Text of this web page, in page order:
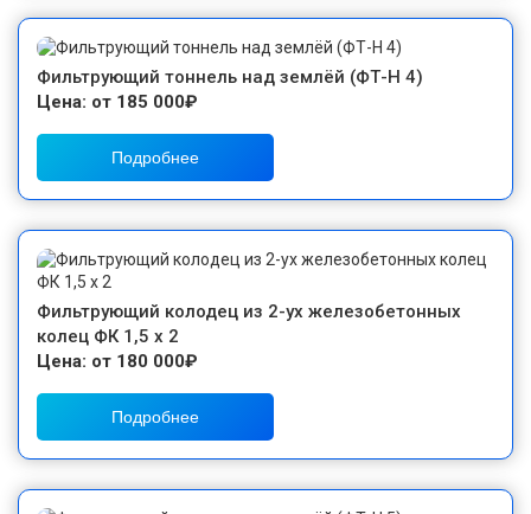
Фильтрующий тоннель над землёй (ФТ-Н 4)
Цена: от 185 000₽
Подробнее
Фильтрующий колодец из 2-ух железобетонных
колец ФК 1,5 х 2
Цена: от 180 000₽
Подробнее